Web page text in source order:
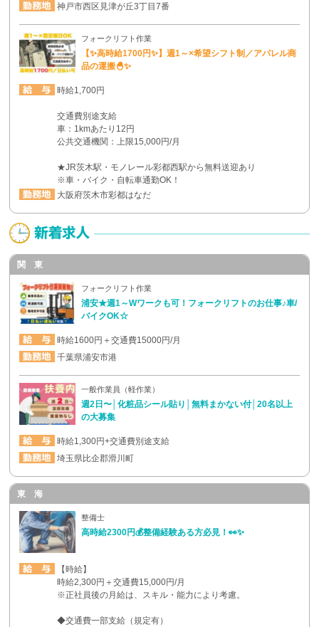
神戸市西区見津が丘3丁目7番
フォークリフト作業
【✨高時給1700円✨】週1～×希望シフト制／アパレル商
品の運搬🐣✨
時給1,700円
交通費別途支給
車：1kmあたり12円
公共交通機関：上限15,000円/月
★JR茨木駅・モノレール彩都西駅から無料送迎あり
※車・バイク・自転車通勤OK！
大阪府茨木市彩都はなだ
関 東
フォークリフト作業
浦安★週1～Wワークも可！フォークリフトのお仕事♪車/
バイクOK☆
時給1600円＋交通費15000円/月
千葉県浦安市港
一般作業員（軽作業）
週2日〜│化粧品シール貼り│無料まかない付│20名以上
の大募集
時給1,300円+交通費別途支給
埼玉県比企郡滑川町
東 海
整備士
高時給2300円💰整備経験ある方必見！👀✨
【時給】
時給2,300円＋交通費15,000円/月
※正社員後の月給は、スキル・能力により考慮。
◆交通費一部支給（規定有）